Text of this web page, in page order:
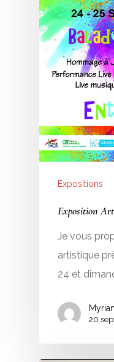
Expositions
Exposition
Je vous
artistique
24 et
20